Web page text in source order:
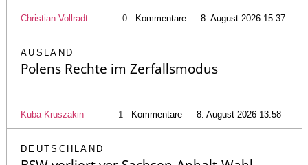
Christian Vollradt 0 Kommentare — 8. August 2026 15:37
AUSLAND
Polens Rechte im Zerfallsmodus
Kuba Kruszakin 1 Kommentare — 8. August 2026 13:58
DEUTSCHLAND